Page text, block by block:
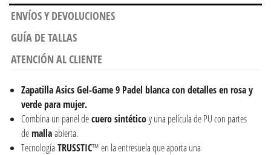
ENVÍOS Y DEVOLUCIONES
GUÍA DE TALLAS
ATENCIÓN AL CLIENTE
Zapatilla Asics Gel-Game 9 Padel blanca con detalles en rosa y
verde para mujer.
Combina un panel decuerosintéticoy una película de PU con partes
demallaabierta.
Tecnología TRUSSTIC™ en la entresuela que aporta una